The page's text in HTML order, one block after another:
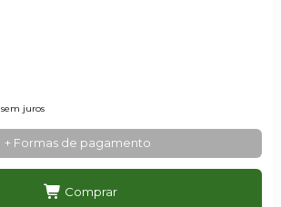
sem juros
+ Formas de pagamento
Comprar